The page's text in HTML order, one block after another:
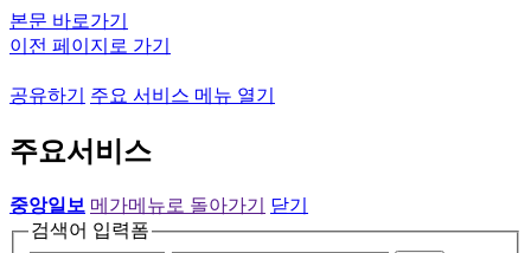
본문 바로가기
이전 페이지로 가기
공유하기 주요 서비스 메뉴 열기
주요서비스
중앙일보 메가메뉴로 돌아가기
닫기
검색어 입력폼